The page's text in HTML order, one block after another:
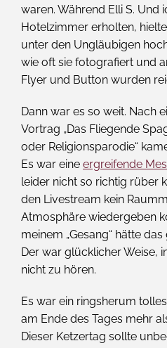
waren. Während Elli S. Und
Hotelzimmer erholten,
unter den Ungläubigen
wie oft sie fotografiert und
Flyer und Button wurden
Dann war es so weit. Nach
Vortrag „Das Fliegende
oder Religionsparodie“
Es war eine ergreifende
leider nicht so richtig rüber
den Livestream kein
Atmosphäre wiedergeben
meinem „Gesang“ hätte
Der war glücklicher Weise,
nicht zu hören.
Es war ein ringsherum
am Ende des Tages mehr
Dieser Ketzertag sollte